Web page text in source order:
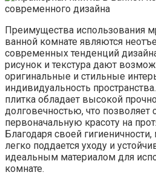
Преимущества использования
ванной комнате являются
современных тенденций
рисунок и текстура дают
оригинальные и стильные
индивидуальность
плитка обладает высокой
долговечностью, что позволяет
первоначальную красоту на
Благодаря своей
легко поддается уходу и
идеальным материалом для
комнате.